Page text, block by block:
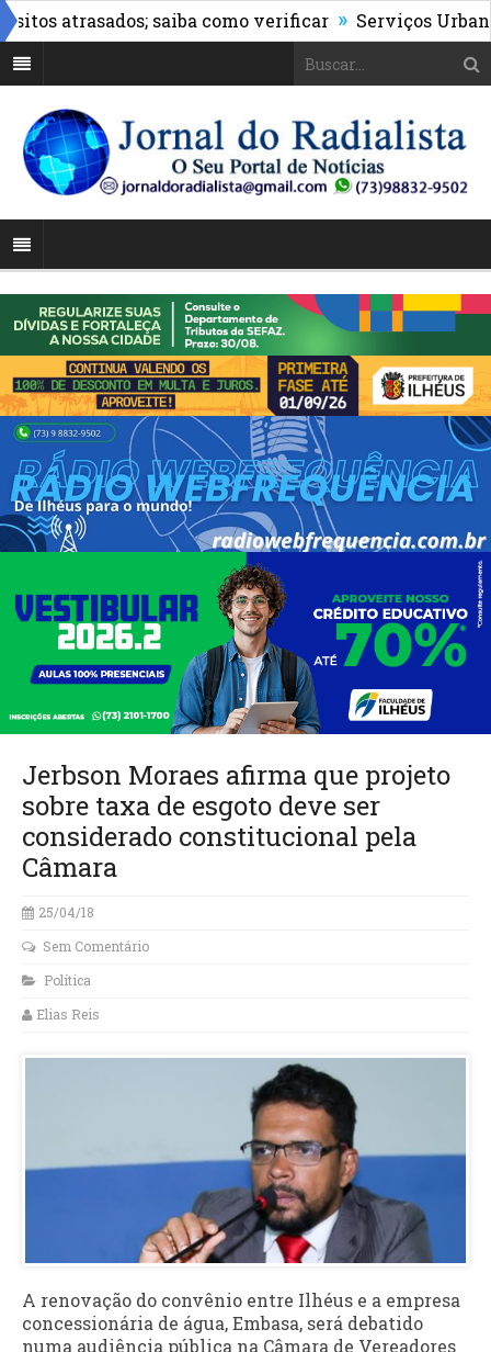
atrasados; saiba como verificar » Serviços Urbanos
Jerbson Moraes afirma que projeto
sobre taxa de esgoto deve ser
considerado constitucional pela
Câmara
25/04/18
Sem Comentário
Política
Elias Reis
A renovação do convênio entre Ilhéus e a empresa
concessionária de água, Embasa, será debatido
numa audiência pública na Câmara de Vereadores